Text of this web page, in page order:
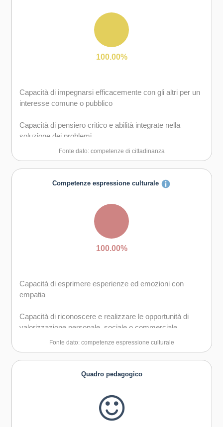
Capacità di gestire l'incertezza, l'ambiguità e il rischio
Capacità di lavorare sia in modalità collaborativa in
Capacità di motivare gli altri e valorizzare le loro idee, di
Capacità di possedere spirito di iniziativa e
Capacità di trasformare le idee in azioni
Creatività e immaginazione
100.00%
Capacità di impegnarsi efficacemente con gli altri per un
interesse comune o pubblico
Capacità di pensiero critico e abilità integrate nella
soluzione dei problemi
Fonte dato: competenze di cittadinanza
Competenze espressione culturale
100.00%
Capacità di esprimere esperienze ed emozioni con
empatia
Capacità di riconoscere e realizzare le opportunità di
valorizzazione personale, sociale o commerciale
mediante le arti e le altre forme culturali
Capacità di impegnarsi in processi creativi sia
individualmente che collettivamente
Curiosità nei confronti del mondo, apertura per
immaginare nuove possibilità
Fonte dato: competenze espressione culturale
Quadro pedagogico